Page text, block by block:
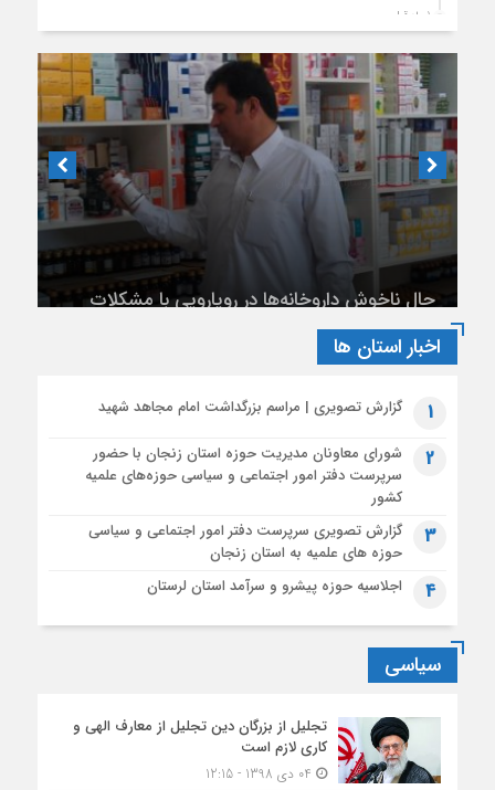
1 ماه قبل
1 ماه قبل
متن کامل پیام آیت‌الله اعرافی مدیر حوزه های علمیه کشور به
مناسبت فرا رسیدن ماه محرم الحرام
1 ماه قبل
بیانیه آیت‌الله محمود رجبی دربارۀ «مذاکرات پایان جنگ با آمریکا
و تفاهم‌نامۀ آتش بس»
1 ماه قبل
تشریح محورهای عملیات تبلیغ محرم توسط سخنگوی قرارگاه بلاغ
دبیر انجمن داروسازان استان تهران
حال ناخوش داروخانه‌ها در رویارویی با مشکلات
مالی
اخبار استان ها
1 گزارش تصویری | مراسم بزرگداشت امام مجاهد شهید
2
شورای معاونان مدیریت حوزه استان زنجان با حضور
سرپرست دفتر امور اجتماعی و سیاسی حوزه‌های علمیه
کشور
3
گزارش تصویری سرپرست دفتر امور اجتماعی و سیاسی
حوزه های علمیه به استان زنجان
4 اجلاسیه حوزه پیشرو و سرآمد استان لرستان
سیاسی
تجلیل از بزرگان دین تجلیل از معارف الهی و
کاری لازم است